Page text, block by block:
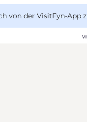
von der VisitFyn-App